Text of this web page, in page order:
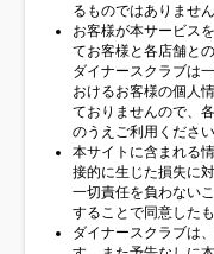
るものではありません
お客様が本サービス
てお客様と各店舗と
ダイナースクラブは
おけるお客様の個人
ておりませんので、
のうえご利用ください
本サイトに含まれる
接的に生じた損失に
一切責任を負わない
することで同意した
ダイナースクラブは